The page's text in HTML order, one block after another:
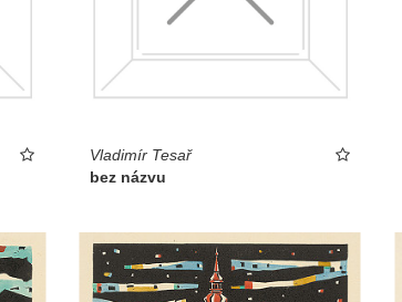
Vladimír Tesař
bez názvu